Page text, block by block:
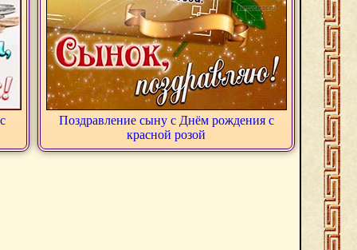
Поздравление сыну с Днём рождения с
красной розой